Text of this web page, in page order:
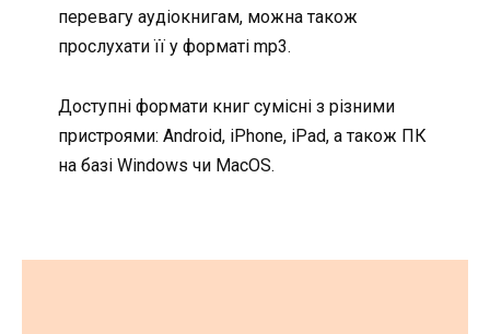
перевагу аудіокнигам, можна також
прослухати її у форматі mp3.
Доступні формати книг сумісні з різними
пристроями: Android, iPhone, iPad, а також ПК
на базі Windows чи MacOS.